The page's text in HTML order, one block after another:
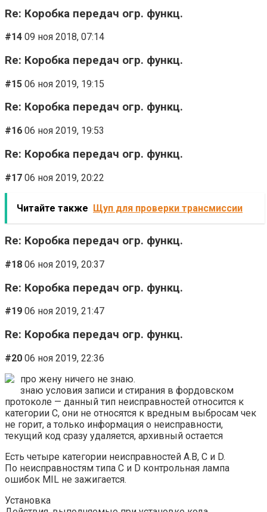
Re: Коробка передач огр. функц.
#14 09 ноя 2018, 07:14
Re: Коробка передач огр. функц.
#15 06 ноя 2019, 19:15
Re: Коробка передач огр. функц.
#16 06 ноя 2019, 19:53
Re: Коробка передач огр. функц.
#17 06 ноя 2019, 20:22
Читайте также Щуп для проверки трансмиссии
Re: Коробка передач огр. функц.
#18 06 ноя 2019, 20:37
Re: Коробка передач огр. функц.
#19 06 ноя 2019, 21:47
Re: Коробка передач огр. функц.
#20 06 ноя 2019, 22:36
про жену ничего не знаю.
знаю условия записи и стирания в фордовском
протоколе — данный тип неисправностей относится к
категории С, они не относятся к вредным выбросам чек
не горит, а только информация о неисправности,
текущий код сразу удаляется, архивный остается
Есть четыре категории неисправностей A.B, C и D.
По неисправностям типа C и D контрольная лампа
ошибок MIL не зажигается.
Установка